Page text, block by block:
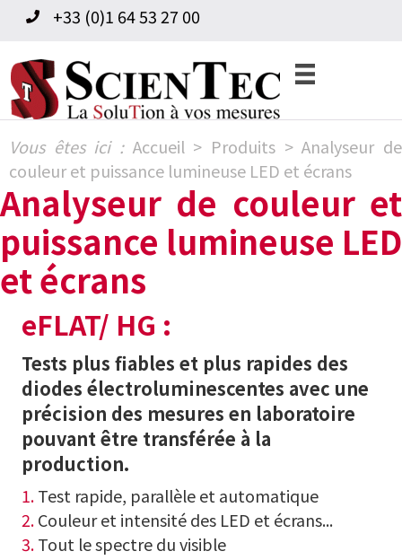
primary
navigation
content
+33 (0)1 64 53 27 00
Vous êtes ici : Accueil > Produits >Analyseur de
couleur et puissance lumineuse LED et écrans
Analyseur de couleur et
puissance lumineuse LED
et écrans
eFLAT/ HG :
Tests plus fiables et plus rapides des
diodes électroluminescentes avec une
précision des mesures en laboratoire
pouvant être transférée à la
production.
1.Test rapide, parallèle et automatique
2.Couleur et intensité des LED et écrans...
3.Tout le spectre du visible